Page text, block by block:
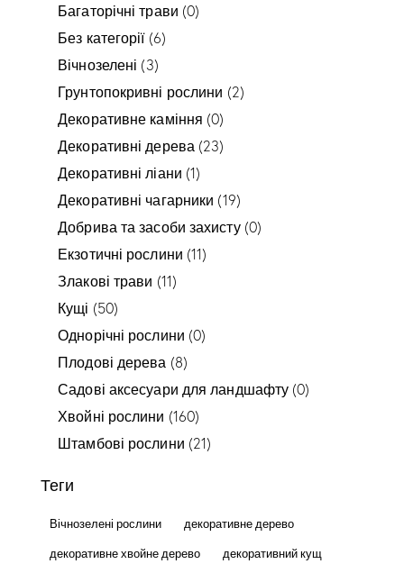
Багаторічні трави (0)
Без категорії (6)
Вічнозелені (3)
Грунтопокривні рослини (2)
Декоративне каміння (0)
Декоративні дерева (23)
Декоративні ліани (1)
Декоративні чагарники (19)
Добрива та засоби захисту (0)
Екзотичні рослини (11)
Злакові трави (11)
Кущі (50)
Однорічні рослини (0)
Плодові дерева (8)
Садові аксесуари для ландшафту (0)
Хвойні рослини (160)
Штамбові рослини (21)
Теги
Вічнозелені рослини
декоративне дерево
декоративне хвойне дерево
декоративний кущ